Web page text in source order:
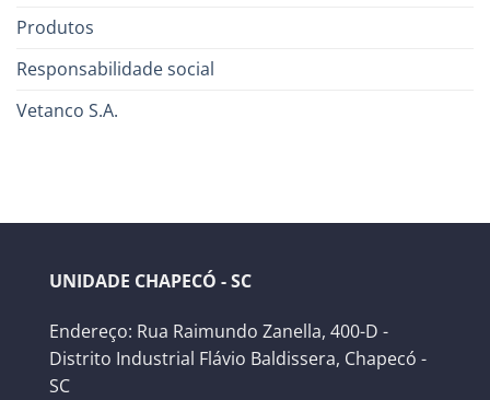
Produtos
Responsabilidade social
Vetanco S.A.
UNIDADE CHAPECÓ - SC
Endereço: Rua Raimundo Zanella, 400-D -
Distrito Industrial Flávio Baldissera, Chapecó -
SC